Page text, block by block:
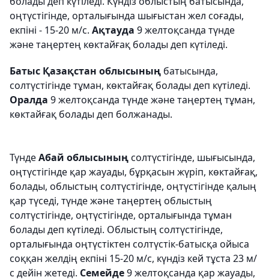
оңтүстігінде, орталығында шығыстан жел соғады,
екпіні - 15-20 м/с. Ақтауда 9 желтоқсанда түнде
және таңертең көктайғақ болады деп күтіледі.
Батыс Қазақстан облысының батысында,
солтүстігінде тұман, көктайғақ болады деп күтіледі.
Оралда 9 желтоқсанда түнде және таңертең тұман,
көктайғақ болады деп болжанады.
ТүндеАбай облысыныңсолтүстігінде, шығысында,
оңтүстігінде қар жауады, бұрқасын жүріп, көктайғақ,
болады, облыстың солтүстігінде, оңтүстігінде қалың
қар түседі, түнде және таңертең облыстың
солтүстігінде, оңтүстігінде, орталығында тұман
болады деп күтіледі. Облыстың солтүстігінде,
орталығында оңтүстіктен солтүстік-батысқа ойыса
соққан желдің екпіні 15-20 м/с, күндіз кей тұста 23 м/
с дейін жетеді. Семейде9 желтоқсанда қар жауады,